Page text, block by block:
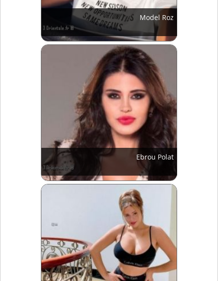
Model Roz
Ebrou Polat